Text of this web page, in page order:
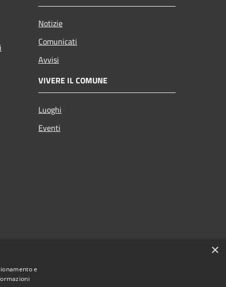
Notizie
Comunicati
Avvisi
VIVERE IL COMUNE
Luoghi
Eventi
×
e